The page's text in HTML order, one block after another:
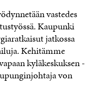
vastedes
Kaupunki
jatkossa
Kehitämme
kyläkeskuksen -
von